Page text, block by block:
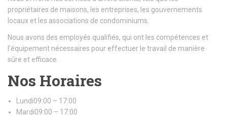
propriétaires de maisons, les entreprises, les gouvernements
locaux et les associations de condominiums.
Nous avons des employés qualifiés, qui ont les compétences et
l’équipement nécessaires pour effectuer le travail de manière
sûre et efficace.
Nos Horaires
Lundi09:00 – 17:00
Mardi09:00 – 17:00